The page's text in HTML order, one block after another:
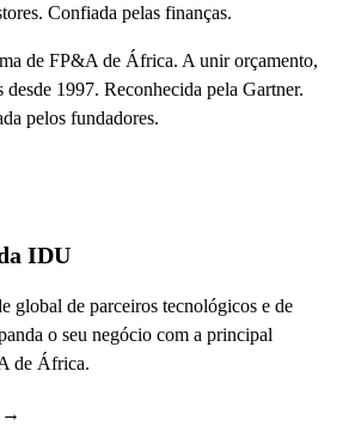
Confiada pelas finanças.
de FP&A de África. A unir orçamento,
desde 1997. Reconhecida pela Gartner.
pelos fundadores.
IDU
global de parceiros tecnológicos e de
o seu negócio com a principal
de África.
→